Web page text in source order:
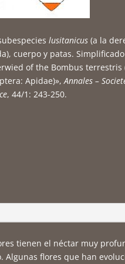
lusitanicus (a la
cuerpo y patas.
of the Bombus terrestris
Apidae)»,Annales –
, 44/1: 243-250.
tienen el néctar muy
flores que han